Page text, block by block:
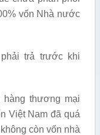
vốn Nhà nước
trả trước khi
thương mại
Việt Nam đã quá
còn vốn nhà